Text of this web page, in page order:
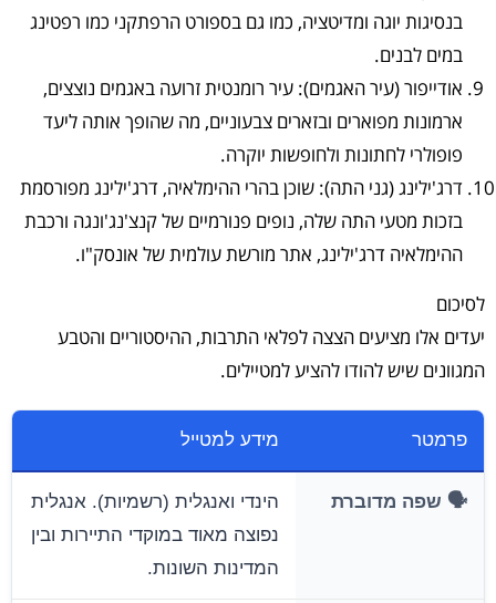
בנסיגות יוגה ומדיטציה, כמו גם בספורט הרפתקני כמו רפטינג
במים לבנים.
אודייפור (עיר האגמים): עיר רומנטית זרועה באגמים נוצצים,
ארמונות מפוארים ובזארים צבעוניים, מה שהופך אותה ליעד
פופולרי לחתונות ולחופשות יוקרה.
דרג'ילינג (גני התה): שוכן בהרי ההימלאיה, דרג'ילינג מפורסמת
בזכות מטעי התה שלה, נופים פנורמיים של קנצ'נג'ונגה ורכבת
ההימלאיה דרג'ילינג, אתר מורשת עולמית של אונסק"ו.
לסיכום
יעדים אלו מציעים הצצה לפלאי התרבות, ההיסטוריים והטבע
המגוונים שיש להודו להציע למטיילים.
פרמטר מידע למטייל
🗣️ שפה מדוברת
הינדי ואנגלית (רשמיות). אנגלית
נפוצה מאוד במוקדי התיירות ובין
המדינות השונות.